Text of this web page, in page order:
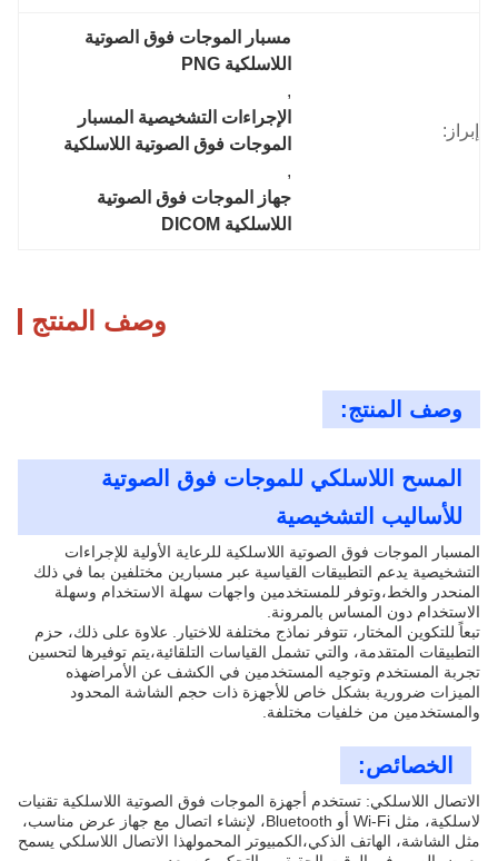
إبراز:
مسبار الموجات فوق الصوتية
اللاسلكية PNG
,
الإجراءات التشخيصية المسبار
الموجات فوق الصوتية اللاسلكية
,
جهاز الموجات فوق الصوتية
اللاسلكية DICOM
وصف المنتج
وصف المنتج:
المسح اللاسلكي للموجات فوق الصوتية
للأساليب التشخيصية
المسبار الموجات فوق الصوتية اللاسلكية للرعاية الأولية للإجراءات
التشخيصية يدعم التطبيقات القياسية عبر مسبارين مختلفين بما في ذلك
المنحدر والخط،وتوفر للمستخدمين واجهات سهلة الاستخدام وسهلة
الاستخدام دون المساس بالمرونة.
تبعاً للتكوين المختار، تتوفر نماذج مختلفة للاختيار. علاوة على ذلك، حزم
التطبيقات المتقدمة، والتي تشمل القياسات التلقائية،يتم توفيرها لتحسين
تجربة المستخدم وتوجيه المستخدمين في الكشف عن الأمراضهذه
الميزات ضرورية بشكل خاص للأجهزة ذات حجم الشاشة المحدود
والمستخدمين من خلفيات مختلفة.
الخصائص:
الاتصال اللاسلكي: تستخدم أجهزة الموجات فوق الصوتية اللاسلكية تقنيات
لاسلكية، مثل Wi-Fi أو Bluetooth، لإنشاء اتصال مع جهاز عرض مناسب،
مثل الشاشة، الهاتف الذكي،الكمبيوتر المحمولهذا الاتصال اللاسلكي يسمح